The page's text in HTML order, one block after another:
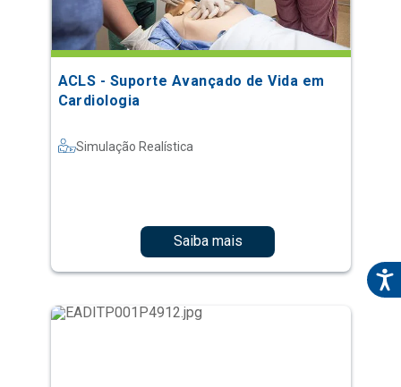
ACLS - Suporte Avançado de Vida em
Cardiologia
Simulação Realística
Saiba mais